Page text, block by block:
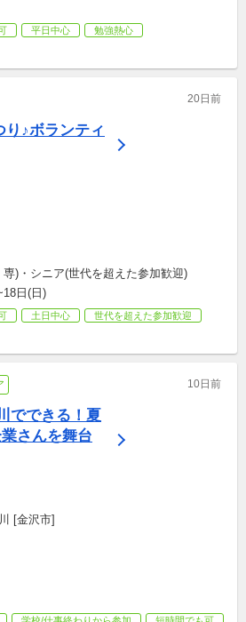
平日中心
勉強熱心
20日前
り♪ボランティ
)・シニア(世代を超えた参加歓迎)
日(日)
土日中心
世代を超えた参加歓迎
10日前
でできる！夏
さんを舞台
[金沢市]
学校/仕事終わりから参加 短時間でも可